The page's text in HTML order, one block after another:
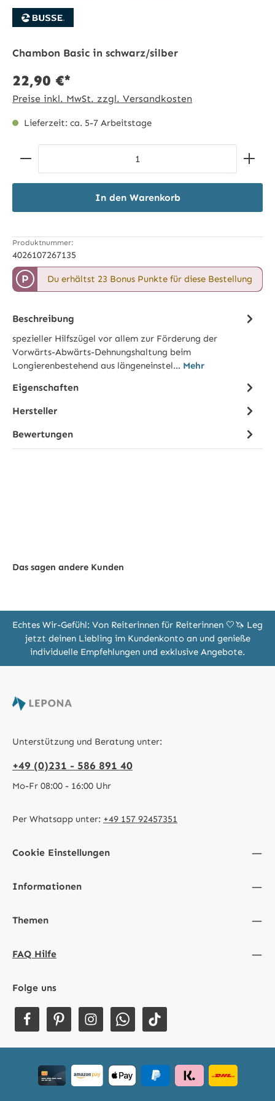
Chambon Basic in schwarz/silber
22,90 €*
Preise inkl. MwSt. zzgl. Versandkosten
Lieferzeit: ca. 5-7 Arbeitstage
Produkt Anzahl: Gib den gewünschten Wert ein
In den Warenkorb
Produktnummer:
4026107267135
P Du erhältst 23 Bonus Punkte für diese Bestellung
Beschreibung
spezieller Hilfszügel vor allem zur Förderung der
Vorwärts-Abwärts-Dehnungshaltung beim
Longierenbestehend aus längeneinstel… Mehr
Eigenschaften
Hersteller
Bewertungen
Das sagen andere Kunden
Echtes Wir-Gefühl: Von Reiterinnen für Reiterinnen 🤍🦄 Leg
jetzt deinen Liebling im Kundenkonto an und genieße
individuelle Empfehlungen und exklusive Angebote.
Unterstützung und Beratung unter:
+49 (0)231 - 586 891 40
Mo-Fr 08:00 - 16:00 Uhr
Per Whatsapp unter: +49 157 92457351
Cookie Einstellungen
Informationen
Themen
FAQ Hilfe
Folge uns